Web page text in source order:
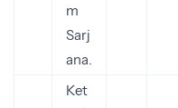
m
Sarj
ana.
Ket